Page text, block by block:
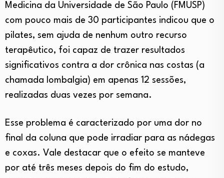
Medicina da Universidade de São Paulo (FMUSP)
com pouco mais de 30 participantes indicou que o
pilates, sem ajuda de nenhum outro recurso
terapêutico, foi capaz de trazer resultados
significativos contra a dor crônica nas costas (a
chamada lombalgia) em apenas 12 sessões,
realizadas duas vezes por semana.
Esse problema é caracterizado por uma dor no
final da coluna que pode irradiar para as nádegas
e coxas. Vale destacar que o efeito se manteve
por até três meses depois do fim do estudo,